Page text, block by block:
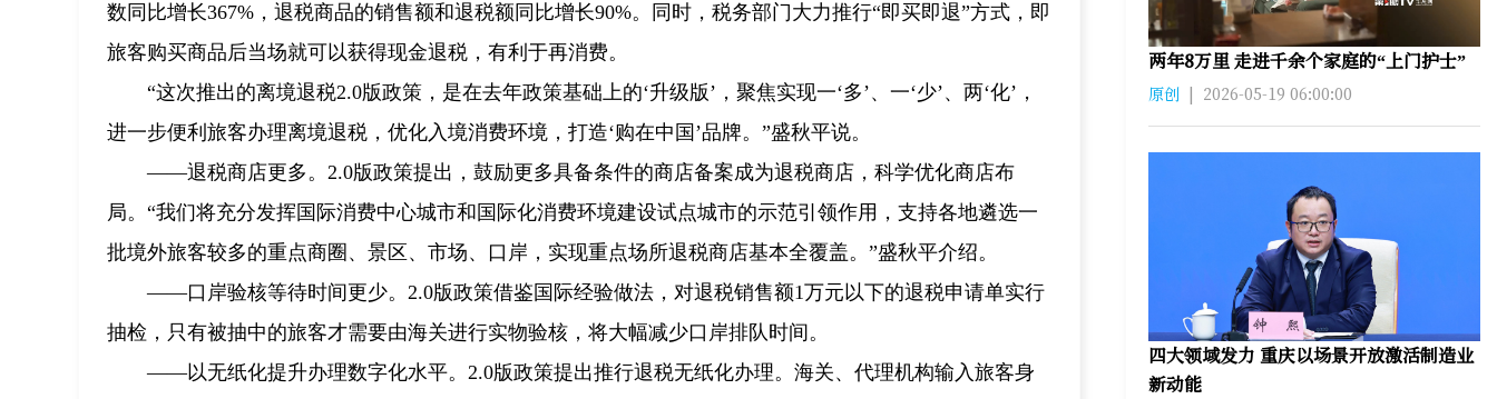
数同比增长367%，退税商品的销售额和退税额同比增长90%。同时，税务部门大力推行“即买即退”方式，即
旅客购买商品后当场就可以获得现金退税，有利于再消费。
“这次推出的离境退税2.0版政策，是在去年政策基础上的‘升级版’，聚焦实现一‘多’、一‘少’、两‘化’，
进一步便利旅客办理离境退税，优化入境消费环境，打造‘购在中国’品牌。”盛秋平说。
——退税商店更多。2.0版政策提出，鼓励更多具备条件的商店备案成为退税商店，科学优化商店布
局。“我们将充分发挥国际消费中心城市和国际化消费环境建设试点城市的示范引领作用，支持各地遴选一
批境外旅客较多的重点商圈、景区、市场、口岸，实现重点场所退税商店基本全覆盖。”盛秋平介绍。
——口岸验核等待时间更少。2.0版政策借鉴国际经验做法，对退税销售额1万元以下的退税申请单实行
抽检，只有被抽中的旅客才需要由海关进行实物验核，将大幅减少口岸排队时间。
——以无纸化提升办理数字化水平。2.0版政策提出推行退税无纸化办理。海关、代理机构输入旅客身
两年8万里 走进千余个家庭的“上门护士”
原创 | 2026-05-19 06:00:00
四大领域发力 重庆以场景开放激活制造业
新动能